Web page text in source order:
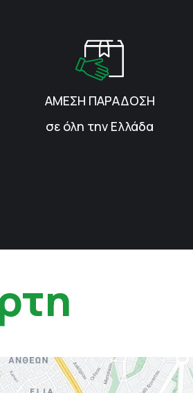
ΑΜΕΣΗ ΠΑΡΑΔΟΣΗ
σε όλη την Ελλάδα